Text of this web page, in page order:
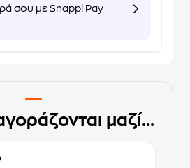
σου με Snappi Pay
μαζί...